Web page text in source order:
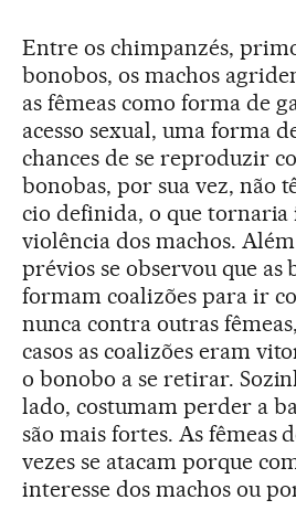
Entre os chimpanzés,
bonobos, os machos
as fêmeas como forma de
acesso sexual, uma forma
chances de se reproduzir
bonobas, por sua vez, não
cio definida, o que tornaria
violência dos machos.
prévios se observou que as
formam coalizões para ir
nunca contra outras
casos as coalizões eram
o bonobo a se retirar.
lado, costumam perder a
são mais fortes. As fêmeas
vezes se atacam porque
interesse dos machos ou